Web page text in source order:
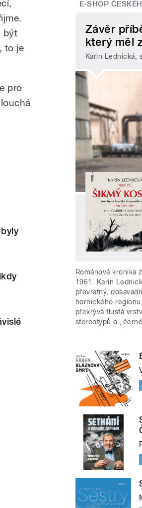
být
to je
pro
E-SHOP
Závěr
který měl
Karin Lednická,
Románová kronika
1961. Karin
převratný,
hornického
překrývá tlustá
stereotypů o